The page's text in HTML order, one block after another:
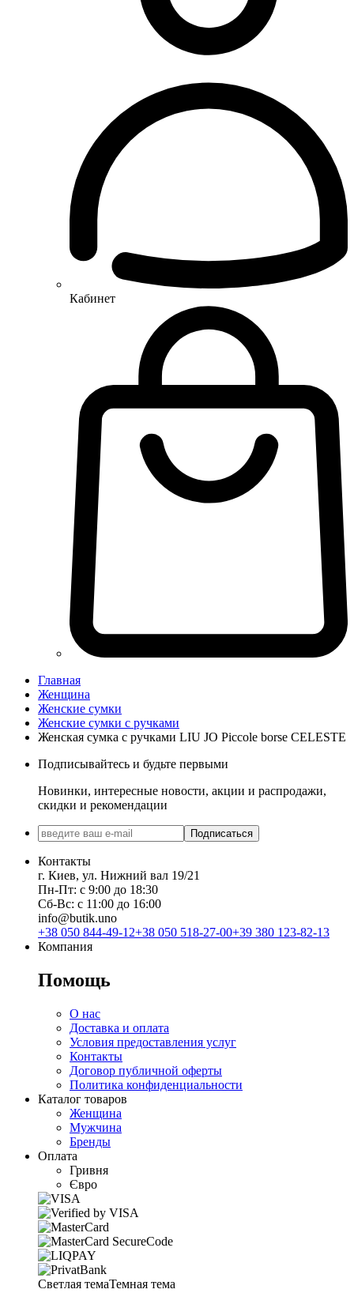
Кабинет
Главная
Женщина
Женские сумки
Женские сумки с ручками
Женская сумка с ручками LIU JO Piccole borse CELESTE
Подписывайтесь и будьте первыми
Новинки, интересные новости, акции и распродажи,
скидки и рекомендации
Подписаться
Контакты
г. Киев, ул. Нижний вал 19/21
Пн-Пт: с 9:00 до 18:30
Сб-Вс: с 11:00 до 16:00
info@butik.uno
+38 050 844-49-12+38 050 518-27-00+39 380 123-82-13
Компания
Помощь
О нас
Доставка и оплата
Условия предоставления услуг
Контакты
Договор публичной оферты
Политика конфиденциальности
Каталог товаров
Женщина
Мужчина
Бренды
Оплата
Гривня
Євро
Светлая темаТемная тема